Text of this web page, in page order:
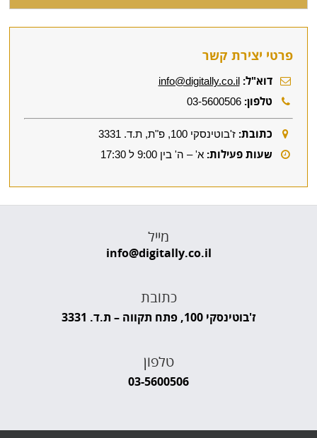
פרטי יצירת קשר
דוא"ל: info@digitally.co.il
טלפון: 03-5600506
כתובת: ז'בוטינסקי 100, פ"ת, ת.ד. 3331
שעות פעילות: א' – ה' בין 9:00 ל 17:30
מייל
info@digitally.co.il
כתובת
ז'בוטינסקי 100, פתח תקווה – ת.ד. 3331
טלפון
03-5600506